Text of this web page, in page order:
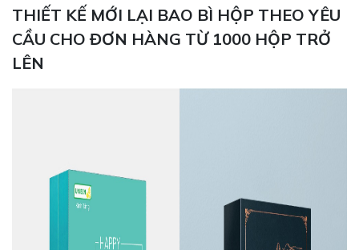
THIẾT KẾ MỚI LẠI BAO BÌ HỘP THEO YÊU
CẦU CHO ĐƠN HÀNG TỪ 1000 HỘP TRỞ
LÊN